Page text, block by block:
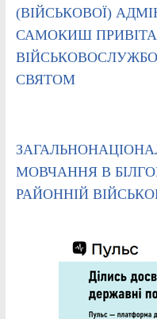
(ВІЙСЬКОВОЇ)
САМОКИШ
СВЯТОМ
МОВЧАННЯ В
РАЙОННІЙ